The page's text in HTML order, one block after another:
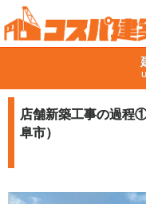
店舗新築工事の過程
阜市）